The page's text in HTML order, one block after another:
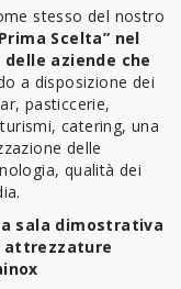
stesso del nostro
Scelta” nel
aziende che
a disposizione dei
pasticcerie,
catering, una
delle
qualità dei
sala dimostrativa
attrezzature